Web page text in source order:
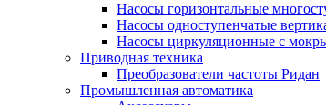
Насосы горизонтальные
Насосы одноступенчатые
Насосы циркуляционные с
Приводная техника
Преобразователи частоты Ридан
Промышленная автоматика